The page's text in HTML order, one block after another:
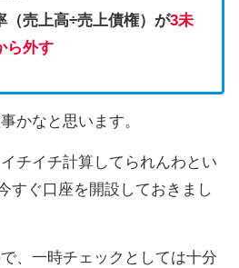
（売上高÷売上債権）が3未
ら外す
かなと思います。
チイチ計算してられんわとい
すぐ口座を開設しておきまし
、一時チェックとしては十分